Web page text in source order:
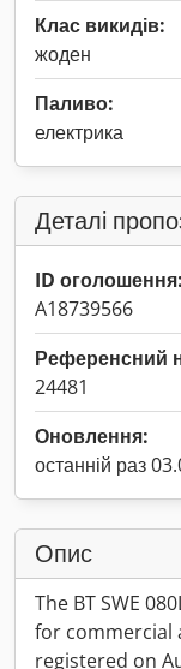
Клас викидів:
жоден
Паливо:
електрика
Деталі
ID оголошення:
A18739566
Референсний
24481
Оновлення:
останній раз
Опис
The BT SWE
for commercial
registered on